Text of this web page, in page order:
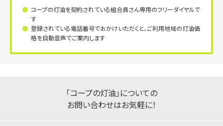
コープの灯油を契約されている組合員さん専用のフリーダイヤルで
す
登録されている電話番号でおかけいただくと、ご利用地域の灯油価
格を自動音声でご案内します
「コープの灯油」についての
お問い合わせはお気軽に！